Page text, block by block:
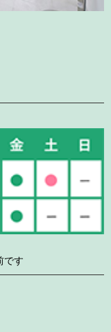
です